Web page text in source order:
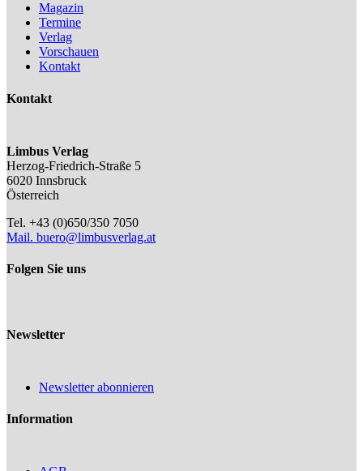
Magazin
Termine
Verlag
Vorschauen
Kontakt
Kontakt
Limbus Verlag
Herzog-Friedrich-Straße 5
6020 Innsbruck
Österreich
Tel. +43 (0)650/350 7050
Mail. buero@limbusverlag.at
Folgen Sie uns
Newsletter
Newsletter abonnieren
Information